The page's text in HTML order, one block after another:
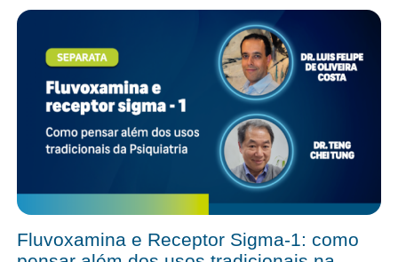
Fluvoxamina e Receptor Sigma-1: como